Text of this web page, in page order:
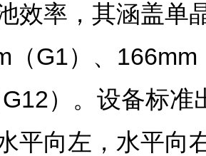
效率，其涵盖单
（G1）、
）。设备标
平向左，水平向